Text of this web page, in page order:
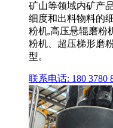
矿山等领域内矿产
细度和出料物料的
粉机,高压悬辊磨粉
粉机、超压梯形磨
型。
联系电话: 180 3780